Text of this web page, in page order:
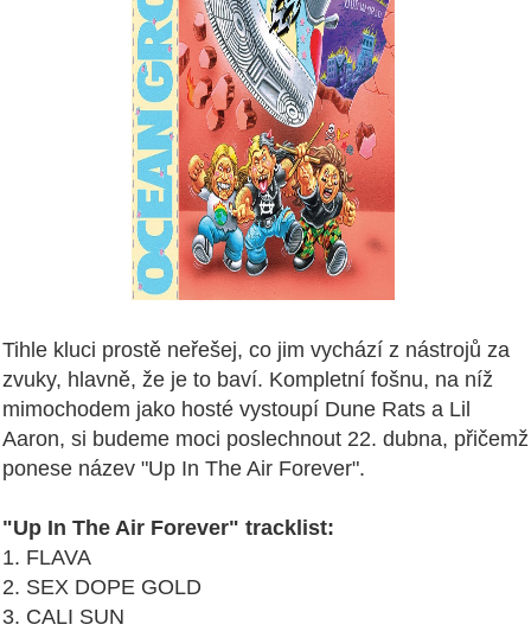
Tihle kluci prostě neřešej, co jim vychází z nástrojů za
zvuky, hlavně, že je to baví. Kompletní fošnu, na níž
mimochodem jako hosté vystoupí Dune Rats a Lil
Aaron, si budeme moci poslechnout 22. dubna, přičemž
ponese název "Up In The Air Forever".
"Up In The Air Forever" tracklist:
1. FLAVA
2. SEX DOPE GOLD
3. CALI SUN